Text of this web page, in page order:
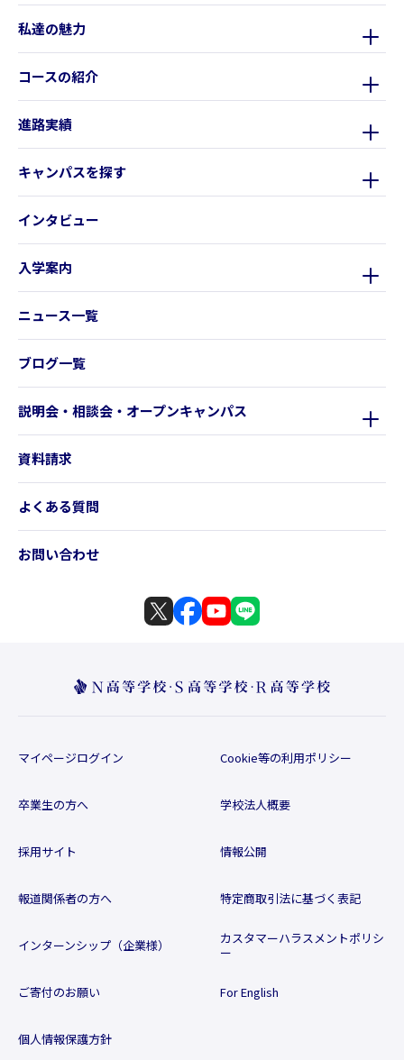
私達の魅力
コースの紹介
進路実績
キャンパスを探す
インタビュー
入学案内
ニュース一覧
ブログ一覧
説明会・相談会・オープンキャンパス
資料請求
よくある質問
お問い合わせ
マイページログイン
卒業生の方へ
採用サイト
報道関係者の方へ
インターンシップ（企業様）
ご寄付のお願い
個人情報保護方針
Cookie等の利用ポリシー
学校法人概要
情報公開
特定商取引法に基づく表記
カスタマーハラスメントポリシ
ー
For English